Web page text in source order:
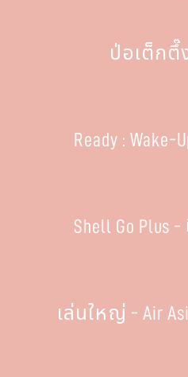
ป่อเต็กตึ๊ง
Ready : Wake-
Shell Go
เล่นใหญ่ - Air